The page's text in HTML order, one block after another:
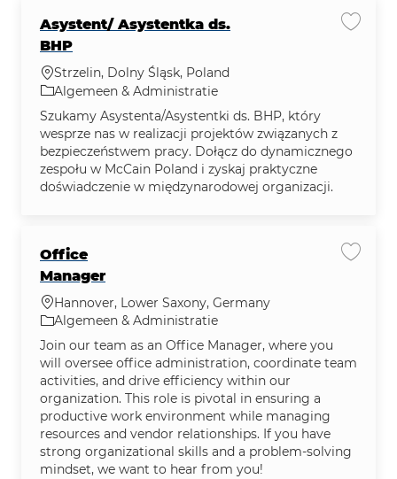
Asystent/ Asystentka ds.
BHP
Plaats
Strzelin, Dolny Śląsk, Poland
Categorie
Algemeen & Administratie
Szukamy Asystenta/Asystentki ds. BHP, który
wesprze nas w realizacji projektów związanych z
bezpieczeństwem pracy. Dołącz do dynamicznego
zespołu w McCain Poland i zyskaj praktyczne
doświadczenie w międzynarodowej organizacji.
Office
Manager
Plaats
Hannover, Lower Saxony, Germany
Categorie
Algemeen & Administratie
Join our team as an Office Manager, where you
will oversee office administration, coordinate team
activities, and drive efficiency within our
organization. This role is pivotal in ensuring a
productive work environment while managing
resources and vendor relationships. If you have
strong organizational skills and a problem-solving
mindset, we want to hear from you!